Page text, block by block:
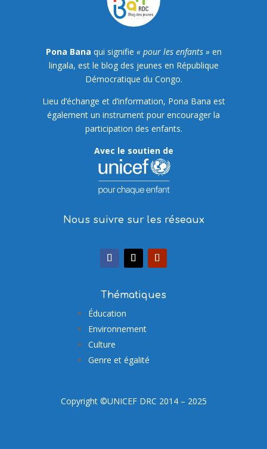
Pona Bana qui signifie « pour les enfants » en
lingala, est le blog des jeunes en République
Démocratique du Congo.
Lieu d’échange et d’information, Pona Bana est
également un instrument pour encourager la
participation des enfants.
Avec le soutien de
Nous suivre sur les réseaux
Thématiques
Éducation
Environnement
Culture
Genre et égalité
Copyright ©UNICEF DRC 2014 – 2025